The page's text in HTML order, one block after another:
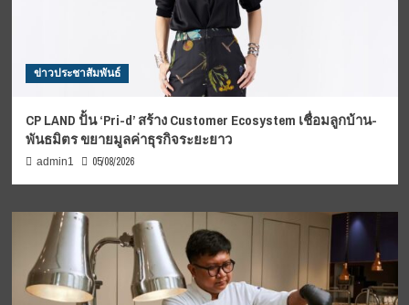
ข่าวประชาสัมพันธ์
CP LAND ปั้น ‘Pri-d’ สร้าง Customer Ecosystem เชื่อมลูกบ้าน-
พันธมิตร ขยายมูลค่าธุรกิจระยะยาว
admin1 05/08/2026